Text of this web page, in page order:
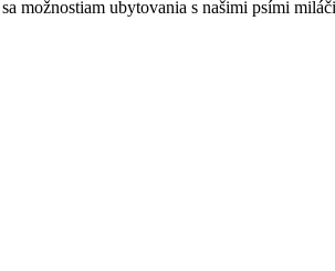
možnostiam ubytovania s našimi psími